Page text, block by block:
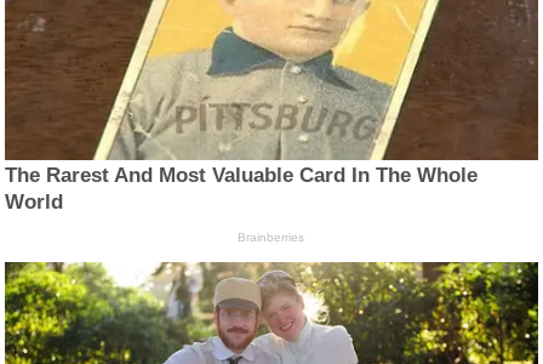
The Rarest And Most Valuable Card In The Whole
World
Brainberries